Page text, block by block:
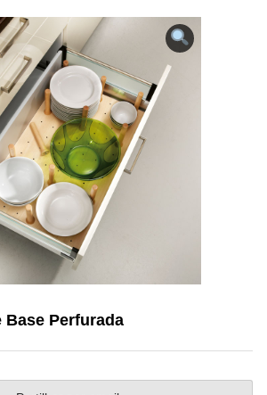
Base Perfurada